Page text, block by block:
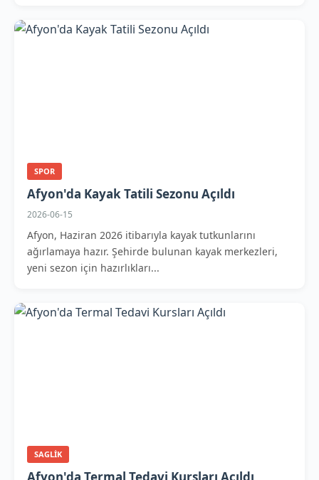
SPOR
Afyon'da Kayak Tatili Sezonu Açıldı
2026-06-15
Afyon, Haziran 2026 itibarıyla kayak tutkunlarını
ağırlamaya hazır. Şehirde bulunan kayak merkezleri,
yeni sezon için hazırlıkları...
SAGLIK